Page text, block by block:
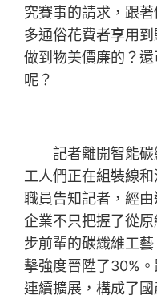
究賽事的請求，跟
多通俗花費者享用
做到物美價廉的？
呢？
記者離開智能碳
工人們正在組裝線
職員告知記者，經
企業不只把握了從
步前輩的碳纖維工
擊強度晉陞了30%
連續擴展，構成了